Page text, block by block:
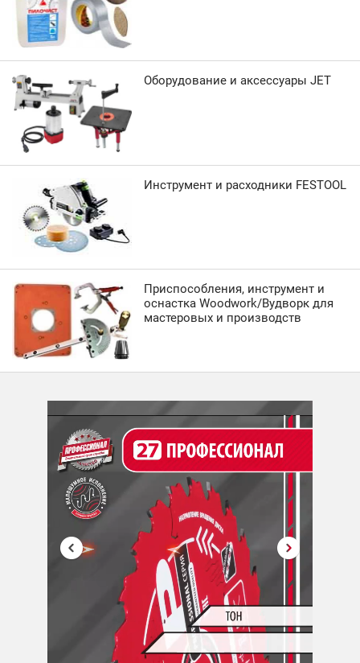
Оборудование и аксессуары JET
Инструмент и расходники FESTOOL
Приспособления, инструмент и
оснастка Woodwork/Вудворк для
мастеровых и производств